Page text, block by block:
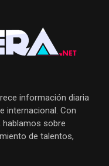
información diaria
internacional. Con
hablamos sobre
de talentos,